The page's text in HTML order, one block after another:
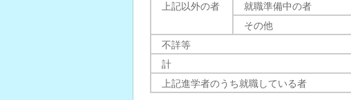
上記以外の者
就職準備中の者
その他
不詳等
計
上記進学者のうち就職している者